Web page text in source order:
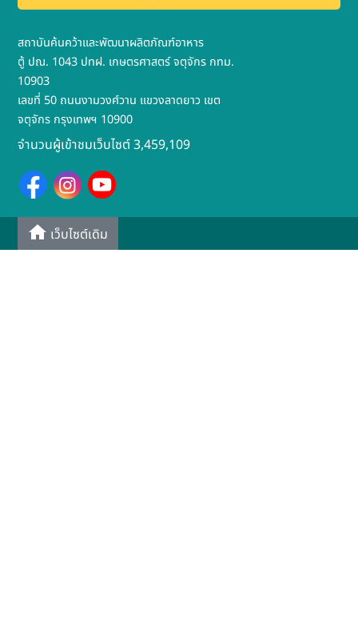
สถาบันค้นคว้าและพัฒนาผลิตภัณฑ์อาหาร
ตู้ ปณ. 1043 ปทฝ. เกษตรศาสตร์ จตุจักร กทม.
10903
เลขที่ 50 ถนนงามวงศ์วาน แขวงลาดยาว เขต
จตุจักร กรุงเทพฯ 10900
จำนวนผู้เข้าชมเว็บไซต์ 3,459,109
เว็บไซต์เดิม